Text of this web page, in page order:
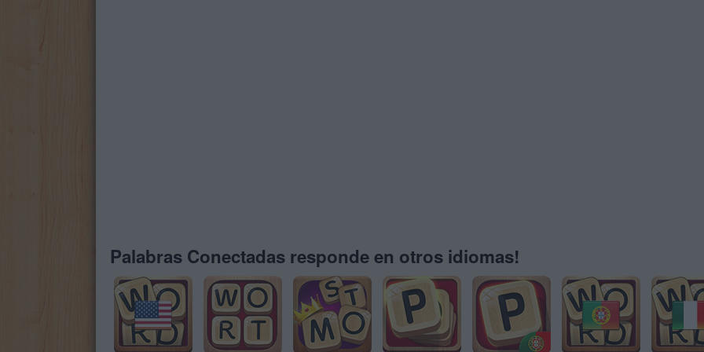
Palabras Conectadas responde en otros idiomas!